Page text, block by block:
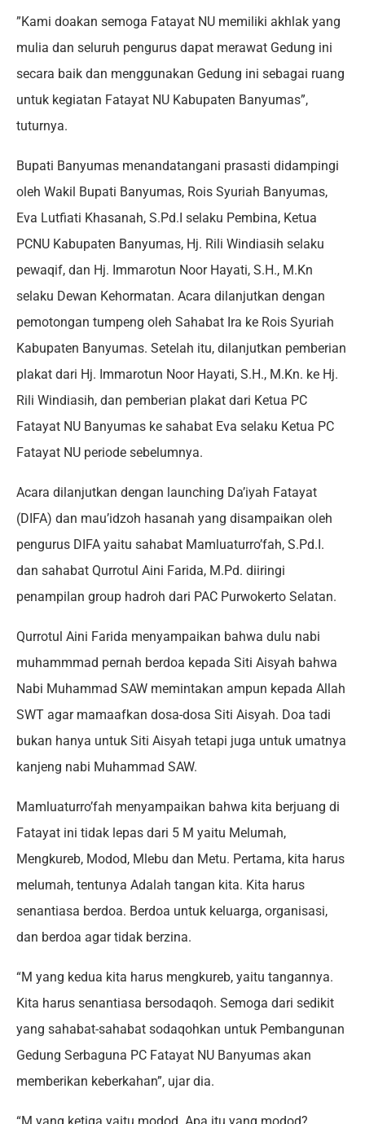
”Kami doakan semoga Fatayat NU memiliki akhlak yang
mulia dan seluruh pengurus dapat merawat Gedung ini
secara baik dan menggunakan Gedung ini sebagai ruang
untuk kegiatan Fatayat NU Kabupaten Banyumas”,
tuturnya.
Bupati Banyumas menandatangani prasasti didampingi
oleh Wakil Bupati Banyumas, Rois Syuriah Banyumas,
Eva Lutfiati Khasanah, S.Pd.I selaku Pembina, Ketua
PCNU Kabupaten Banyumas, Hj. Rili Windiasih selaku
pewaqif, dan Hj. Immarotun Noor Hayati, S.H., M.Kn
selaku Dewan Kehormatan. Acara dilanjutkan dengan
pemotongan tumpeng oleh Sahabat Ira ke Rois Syuriah
Kabupaten Banyumas. Setelah itu, dilanjutkan pemberian
plakat dari Hj. Immarotun Noor Hayati, S.H., M.Kn. ke Hj.
Rili Windiasih, dan pemberian plakat dari Ketua PC
Fatayat NU Banyumas ke sahabat Eva selaku Ketua PC
Fatayat NU periode sebelumnya.
Acara dilanjutkan dengan launching Da’iyah Fatayat
(DIFA) dan mau’idzoh hasanah yang disampaikan oleh
pengurus DIFA yaitu sahabat Mamluaturro’fah, S.Pd.I.
dan sahabat Qurrotul Aini Farida, M.Pd. diiringi
penampilan group hadroh dari PAC Purwokerto Selatan.
Qurrotul Aini Farida menyampaikan bahwa dulu nabi
muhammmad pernah berdoa kepada Siti Aisyah bahwa
Nabi Muhammad SAW memintakan ampun kepada Allah
SWT agar mamaafkan dosa-dosa Siti Aisyah. Doa tadi
bukan hanya untuk Siti Aisyah tetapi juga untuk umatnya
kanjeng nabi Muhammad SAW.
Mamluaturro’fah menyampaikan bahwa kita berjuang di
Fatayat ini tidak lepas dari 5 M yaitu Melumah,
Mengkureb, Modod, Mlebu dan Metu. Pertama, kita harus
melumah, tentunya Adalah tangan kita. Kita harus
senantiasa berdoa. Berdoa untuk keluarga, organisasi,
dan berdoa agar tidak berzina.
“M yang kedua kita harus mengkureb, yaitu tangannya.
Kita harus senantiasa bersodaqoh. Semoga dari sedikit
yang sahabat-sahabat sodaqohkan untuk Pembangunan
Gedung Serbaguna PC Fatayat NU Banyumas akan
memberikan keberkahan”, ujar dia.